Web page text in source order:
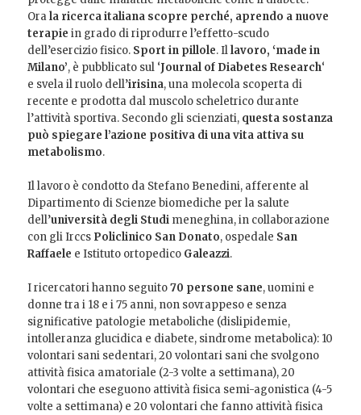
Orala ricerca italiana scopre perché, aprendo a nuove
terapie in grado di riprodurre l’effetto-scudo
dell’esercizio fisico. Sport in pillole. Illavoro, ‘made in
Milano’, è pubblicato sul ‘Journal of Diabetes Research‘
e svela il ruolo dell’irisina, una molecola scoperta di
recente e prodotta dal muscolo scheletrico durante
l’attività sportiva. Secondo gli scienziati, questa sostanza
può spiegare l’azione positiva di una vita attiva su
metabolismo.
Il lavoro è condotto da Stefano Benedini, afferente al
Dipartimento di Scienze biomediche per la salute
dell’università degli Studi meneghina, in collaborazione
con gli Irccs Policlinico San Donato, ospedale San
Raffaele e Istituto ortopedico Galeazzi.
I ricercatori hanno seguito70 persone sane, uomini e
donne tra i 18 e i 75 anni, non sovrappeso e senza
significative patologie metaboliche (dislipidemie,
intolleranza glucidica e diabete, sindrome metabolica): 10
volontari sani sedentari, 20 volontari sani che svolgono
attività fisica amatoriale (2-3 volte a settimana), 20
volontari che eseguono attività fisica semi-agonistica (4-5
volte a settimana) e 20 volontari che fanno attività fisica